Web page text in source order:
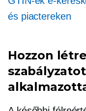
és piactereken
Hozzon